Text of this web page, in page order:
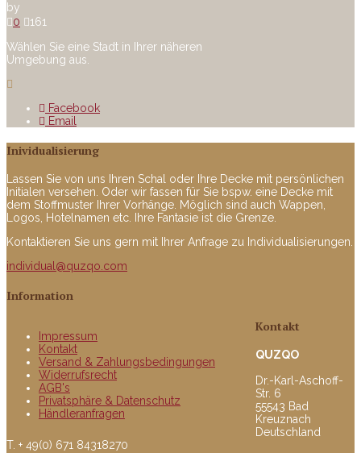
by
0
161
Wählen Sie eine Stadt in Ihrer näheren
Umgebung aus.
Facebook
Email
Inividualisierung
Lassen Sie von uns Ihren Schal oder Ihre Decke mit persönlichen
Initialen versehen. Oder wir fassen für Sie bspw. eine Decke mit
dem Stoffmuster Ihrer Vorhänge. Möglich sind auch Wappen,
Logos, Hotelnamen etc. Ihre Fantasie ist die Grenze.
Kontaktieren Sie uns gern mit Ihrer Anfrage zu Individualisierungen.
individual@quzqo.com
Information
Impressum
Kontakt
Versand & Zahlungsbedingungen
Widerrufsrecht
AGB's
Privatsphäre & Datenschutz
Händleranfragen
Kontakt
QUZQO
Dr.-Karl-Aschoff-
Str. 6
55543 Bad
Kreuznach
Deutschland
T. + 49(0) 671 84318270